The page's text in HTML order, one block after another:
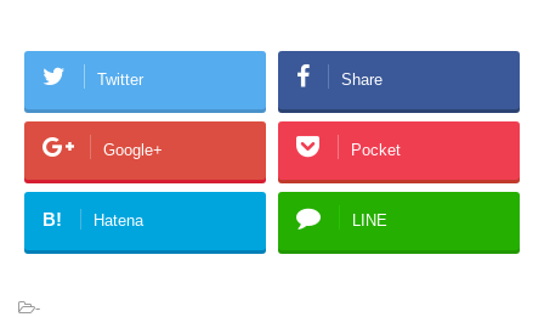
Twitter Share
Google+ Pocket
B! Hatena LINE
-